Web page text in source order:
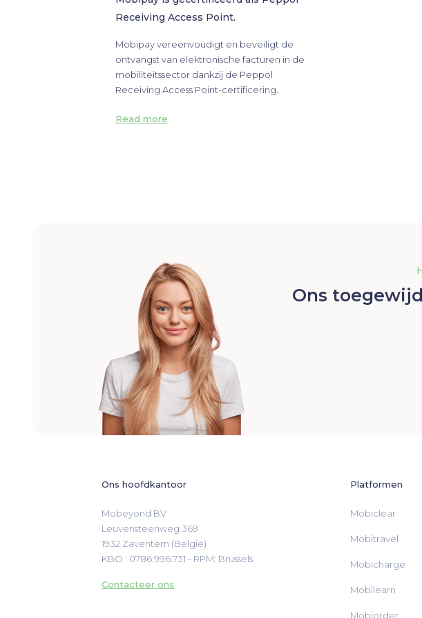
Receiving Access Point.
Mobipay vereenvoudigt en beveiligt de
ontvangst van elektronische facturen in de
mobiliteitssector dankzij de Peppol
Receiving Access Point-certificering.
Read more
Ons
Ons hoofdkantoor
Mobeyond BV
Leuvensteenweg 369
1932 Zaventem (België)
KBO : 0786.996.731 - RPM: Brussels
Contacteer ons
Platformen
Mobiclear
Mobitravel
Mobicharge
Mobilearn
Mobiorder